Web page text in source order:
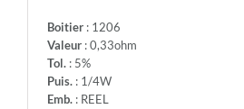
Boitier: 1206
Valeur: 0,33ohm
Tol.: 5%
Puis.: 1/4W
Emb.: REEL